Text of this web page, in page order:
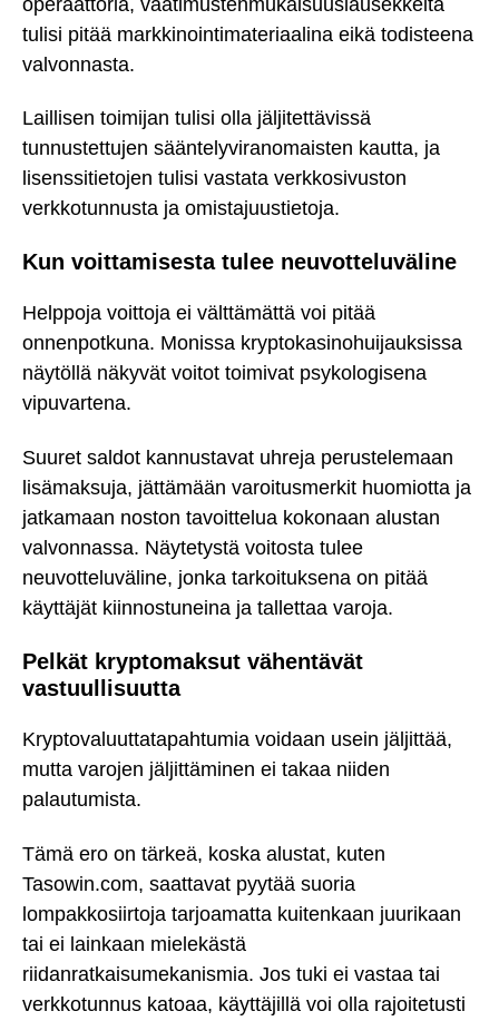
tulisi pitää markkinointimateriaalina eikä todisteena
valvonnasta.
Laillisen toimijan tulisi olla jäljitettävissä
tunnustettujen sääntelyviranomaisten kautta, ja
lisenssitietojen tulisi vastata verkkosivuston
verkkotunnusta ja omistajuustietoja.
Kun voittamisesta tulee neuvotteluväline
Helppoja voittoja ei välttämättä voi pitää
onnenpotkuna. Monissa kryptokasinohuijauksissa
näytöllä näkyvät voitot toimivat psykologisena
vipuvartena.
Suuret saldot kannustavat uhreja perustelemaan
lisämaksuja, jättämään varoitusmerkit huomiotta ja
jatkamaan noston tavoittelua kokonaan alustan
valvonnassa. Näytetystä voitosta tulee
neuvotteluväline, jonka tarkoituksena on pitää
käyttäjät kiinnostuneina ja tallettaa varoja.
Pelkät kryptomaksut vähentävät
vastuullisuutta
Kryptovaluuttatapahtumia voidaan usein jäljittää,
mutta varojen jäljittäminen ei takaa niiden
palautumista.
Tämä ero on tärkeä, koska alustat, kuten
Tasowin.com, saattavat pyytää suoria
lompakkosiirtoja tarjoamatta kuitenkaan juurikaan
tai ei lainkaan mielekästä
riidanratkaisumekanismia. Jos tuki ei vastaa tai
verkkotunnus katoaa, käyttäjillä voi olla rajoitetusti